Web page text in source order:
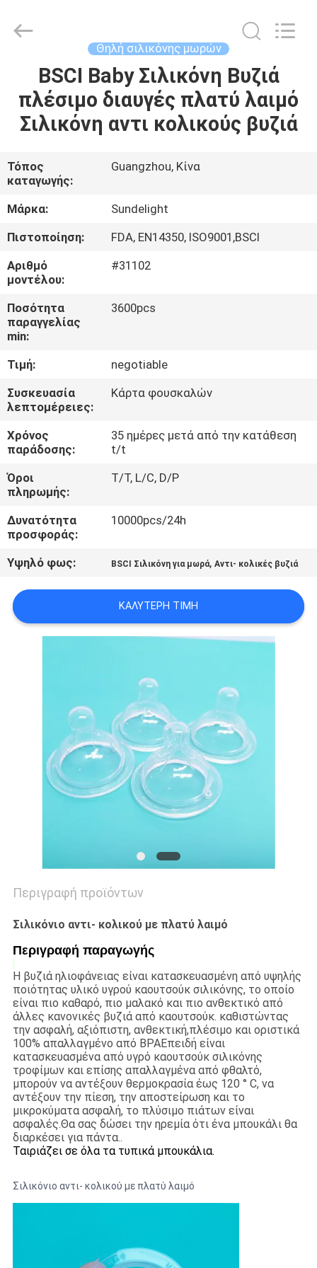
ΑΡΧΙΚΉ
ΣΕΛΊΔΑ
ΒΊΝΤΕΟ
ΣΧΕΤΙΚΆ
ΜΕ
ΕΜΆΣ
ΓΎΡΟΣ
ΕΡΓΟΣΤΑΣΊΩΝ
ΠΟΙΟΤΙΚΌΣ
ΈΛΕΓΧΟΣ
ΕΠΑΦΉ
ΝΈΑ
ΌΛΕΣ
ΠΕΡΙΠΤΏΣΕΙΣ
PRIVACY
POLICY
products
Θηλή σιλικόνης μωρών
BSCI Baby Σιλικόνη Βυζιά
πλέσιμο διαυγές πλατύ λαιμό
Σιλικόνη αντι κολικούς βυζιά
Τόπος
καταγωγής:
Guangzhou, Κίνα
Μάρκα:
Sundelight
Πιστοποίηση:
FDA, EN14350, ISO9001,BSCI
Αριθμό
μοντέλου:
#31102
Ποσότητα
παραγγελίας
min:
3600pcs
Τιμή:
negotiable
Συσκευασία
λεπτομέρειες:
Κάρτα φουσκαλών
Χρόνος
παράδοσης:
35 ημέρες μετά από την κατάθεση
t/t
Όροι
πληρωμής:
T/T, L/C, D/P
Δυνατότητα
προσφοράς:
10000pcs/24h
Υψηλό φως: BSCI Σιλικόνη για μωρά,Αντι- κολικές βυζιά
ΚΑΛΎΤΕΡΗ ΤΙΜΉ
Περιγραφή προϊόντων
Σιλικόνιο αντι- κολικού με πλατύ λαιμό
Περιγραφή παραγωγής
Η βυζιά ηλιοφάνειας είναι κατασκευασμένη από υψηλής
ποιότητας υλικό υγρού καουτσούκ σιλικόνης, το οποίο
είναι πιο καθαρό, πιο μαλακό και πιο ανθεκτικό από
άλλες κανονικές βυζιά από καουτσούκ. καθιστώντας
την ασφαλή, αξιόπιστη, ανθεκτική,πλέσιμο και οριστικά
100% απαλλαγμένο από BPAΕπειδή είναι
κατασκευασμένα από υγρό καουτσούκ σιλικόνης
τροφίμων και επίσης απαλλαγμένα από φθαλτό,
μπορούν να αντέξουν θερμοκρασία έως 120 ° C, να
αντέξουν την πίεση, την αποστείρωση και το
μικροκύματα ασφαλή, το πλύσιμο πιάτων είναι
ασφαλές.Θα σας δώσει την ηρεμία ότι ένα μπουκάλι θα
διαρκέσει για πάντα..
Ταιριάζει σε όλα τα τυπικά μπουκάλια.
Σιλικόνιο αντι- κολικού με πλατύ λαιμό